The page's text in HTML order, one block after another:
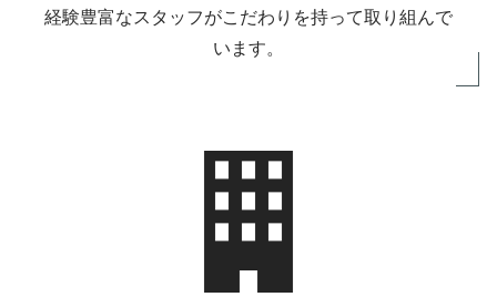
経験豊富なスタッフがこだわりを持って取り組んで
います。